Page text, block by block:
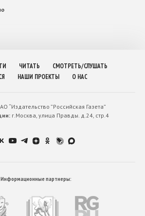
ЧИТАТЬ
СМОТРЕТЬ/СЛУШАТЬ
НАШИ ПРОЕКТЫ О НАС
“Издательство ”Российская Газета”
г.Москва, улица Правды. д.24, стр.4
Информационные партнеры: